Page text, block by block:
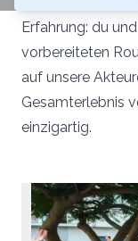
Erfahrung: du
vorbereiteten
auf unsere
Gesamterlebnis
einzigartig.